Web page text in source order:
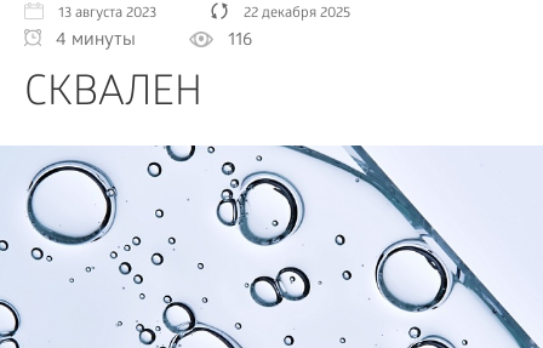
13 августа 2023
22 декабря 2025
4 минуты 116
СКВАЛЕН
ЗДОРОВЬЕ
КРАСОТА
ДЕТИ
ДОМ
КАК?